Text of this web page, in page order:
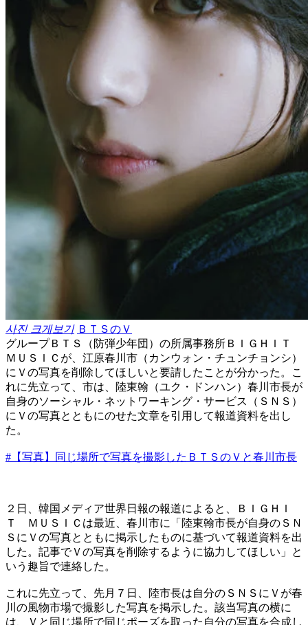
사진 크게보기 ＢＴＳのＶ
グループＢＴＳ（防弾少年団）の所属事務所ＢＩＧＨＩＴ
ＭＵＳＩＣが、江原春川市（カンウォン・チュンチョンシ）
にＶの写真を削除してほしいと要請したことが分かった。こ
れに先立って、市は、陸東翰（ユク・ドンハン）春川市長が
自身のソーシャル・ネットワーキング・サービス（ＳＮＳ）
にＶの写真とともにのせた文章を引用して報道資料を出し
た。
#【写真】同じ場所で写真を撮影したＢＴＳのＶと春川市長
２日、韓国メディア世界日報の報道によると、ＢＩＧＨＩ
Ｔ ＭＵＳＩＣは最近、春川市に「陸東翰市長が自身のＳＮ
ＳにＶの写真とともに掲示したものに基づいて報道資料を出
した。記事でＶの写真を削除するように協力してほしい」と
いう趣旨で連絡した。
これに先立って、先月７日、陸市長は自分のＳＮＳにＶが春
川の風物市場で撮影した写真を掲示した。該当写真の横に
は、Ｖと同じ場所で同じポーズを取った自分の写真を合成し